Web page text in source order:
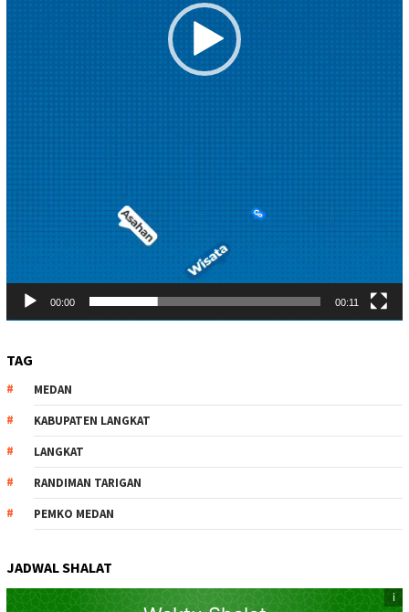
00:00 00:11
TAG
MEDAN
KABUPATEN LANGKAT
LANGKAT
RANDIMAN TARIGAN
PEMKO MEDAN
JADWAL SHALAT